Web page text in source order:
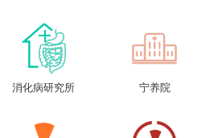
消化病研究所 宁养院